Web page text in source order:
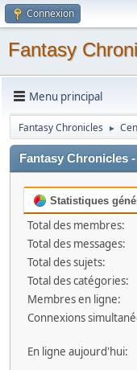
Connexion
Fantasy
Menu principal
Fantasy Chronicles ►
Fantasy Chronicles
Statistiques
Total des membres:
Total des messages:
Total des sujets:
Total des catégories:
Membres en ligne:
Connexions
En ligne aujourd'hui: